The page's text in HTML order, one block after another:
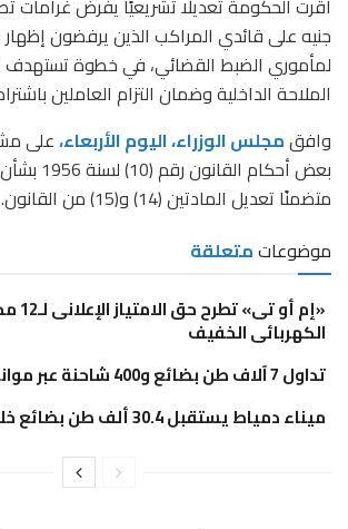
جنيه على قائدي المراكب الذين يرفضون
لمأموري الضبط القضائي، في خطوة تستهدف
الملاحة الداخلية وضمان التزام العاملين
وافقمجلس الوزراء، اليوم الأربعاء،على
بعض أحكام
متضمنًا تعديل المادتين (14) و(15) من القانون.
موضوعاتمتعلقة
«إم
الكهربائى الخفيف
تداول 7 آلاف طن بضائع و400 شاحنة عبر موانئ البحر الأحمر
ميناء دمياط يستقبل 30.4 ألف طن بضائع خلال 24 ساعة